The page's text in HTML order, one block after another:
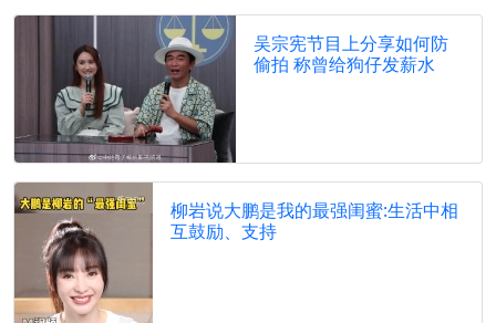
吴宗宪节目上分享如何防
偷拍 称曾给狗仔发薪水
柳岩说大鹏是我的最强闺蜜:生活中相
互鼓励、支持